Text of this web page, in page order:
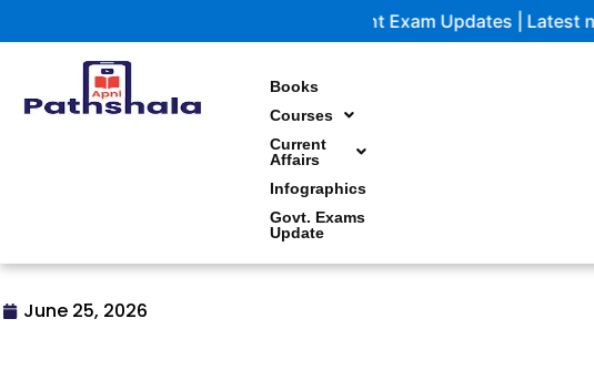
to
Government Exam Updates | Latest notifications and study
Books
Courses
Current
Affairs
Infographics
Govt. Exams
Update
June 25, 2026